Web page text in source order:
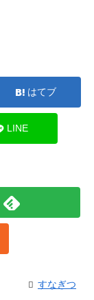
はてブ
LINE
すなぎつ